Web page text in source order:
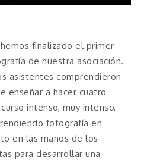
finalizado el primer
de nuestra asociación.
asistentes comprendieron
enseñar a hacer cuatro
intenso, muy intenso,
fotografía en
en las manos de los
para desarrollar una